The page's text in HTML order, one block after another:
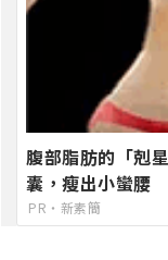
腹部脂肪的「剋
囊，瘦出小蠻腰
PR・新素簡